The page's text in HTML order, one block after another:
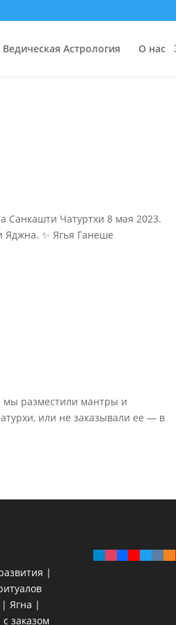
Ведическая Астрология О нас
Санкашти Чатуртхи 8 мая 2023.
✨ Ягья Ганеше
мы разместили мантры и
или не заказывали ее — в
|
Ягна |
заказом